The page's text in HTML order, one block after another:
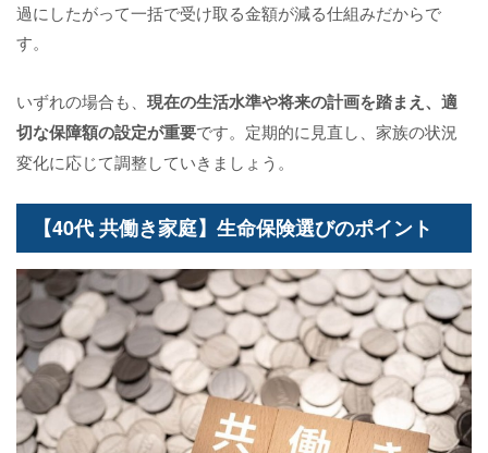
過にしたがって一括で受け取る金額が減る仕組みだからで
す。
いずれの場合も、 現在の生活水準や将来の計画を踏まえ、適
切な保障額の設定が重要です。定期的に見直し、家族の状況
変化に応じて調整していきましょう。
【40代 共働き家庭】生命保険選びのポイント